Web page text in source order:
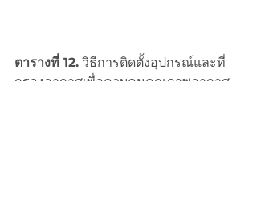
ตารางที่ 12. วิธีการติดตั้งอุปกรณ์และที่
กรองอากาศเพื่อควบคุมคุณภาพอากาศ